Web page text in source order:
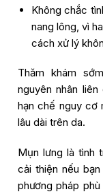
Không chắc
nang lông, vì
cách xử lý
Thăm khám
nguyên nhân
hạn chế nguy cơ
lâu dài trên da.
Mụn lưng là tình
cải thiện nếu
phương pháp